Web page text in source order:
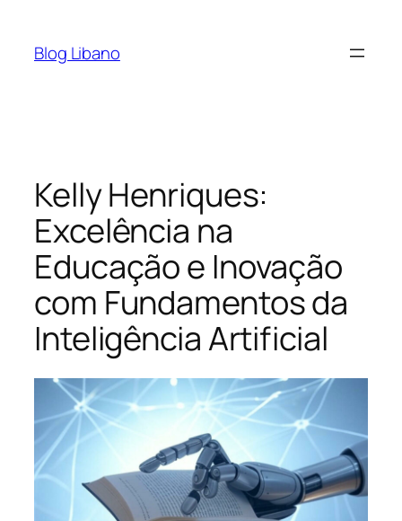
Blog Libano
Kelly Henriques:
Excelência na
Educação e Inovação
com Fundamentos da
Inteligência Artificial